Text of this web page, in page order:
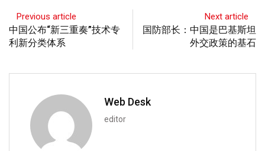
Previous article
中国公布“新三重奏”技术专
利新分类体系
Next article
国防部长：中国是巴基斯坦
外交政策的基石
Web Desk
editor